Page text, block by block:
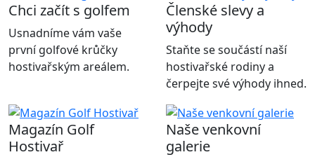
Chci začít s golfem
Usnadníme vám vaše
první golfové krůčky
hostivařským areálem.
Členské slevy a
výhody
Staňte se součástí naší
hostivařské rodiny a
čerpejte své výhody ihned.
Magazín Golf
Hostivař
Naše venkovní
galerie